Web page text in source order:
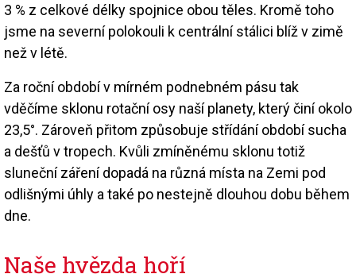
3 % z celkové délky spojnice obou těles. Kromě toho
jsme na severní polokouli k centrální stálici blíž v zimě
než v létě.
Za roční období v mírném podnebném pásu tak
vděčíme sklonu rotační osy naší planety, který činí okolo
23,5°. Zároveň přitom způsobuje střídání období sucha
a dešťů v tropech. Kvůli zmíněnému sklonu totiž
sluneční záření dopadá na různá místa na Zemi pod
odlišnými úhly a také po nestejně dlouhou dobu během
dne.
Naše hvězda hoří